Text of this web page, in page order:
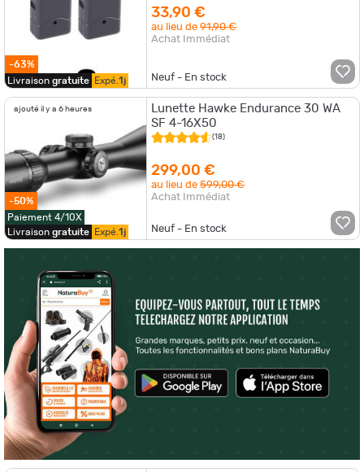
-63%
Livraison gratuite Expé. 1j
33,90 €
au lieu de91,90 €
Achat Immédiat
Neuf - En stock
ajouté il y a 6 heures
-50%
Paiement 4/10X
Livraison gratuite Expé. 1j
Lunette Hawke Endurance 30 WA
SF 4-16X50
(18)
299,00 €
au lieu de599,00 €
Achat Immédiat
Neuf - En stock